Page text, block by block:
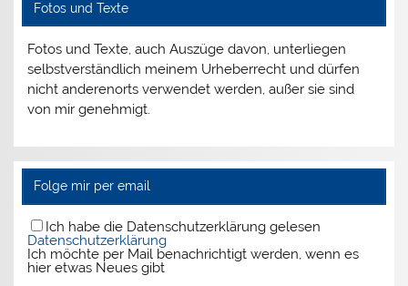
Fotos und Texte
Fotos und Texte, auch Auszüge davon, unterliegen
selbstverständlich meinem Urheberrecht und dürfen
nicht anderenorts verwendet werden, außer sie sind
von mir genehmigt.
Folge mir per email
Ich habe die Datenschutzerklärung gelesen
Datenschutzerklärung
Ich möchte per Mail benachrichtigt werden, wenn es
hier etwas Neues gibt